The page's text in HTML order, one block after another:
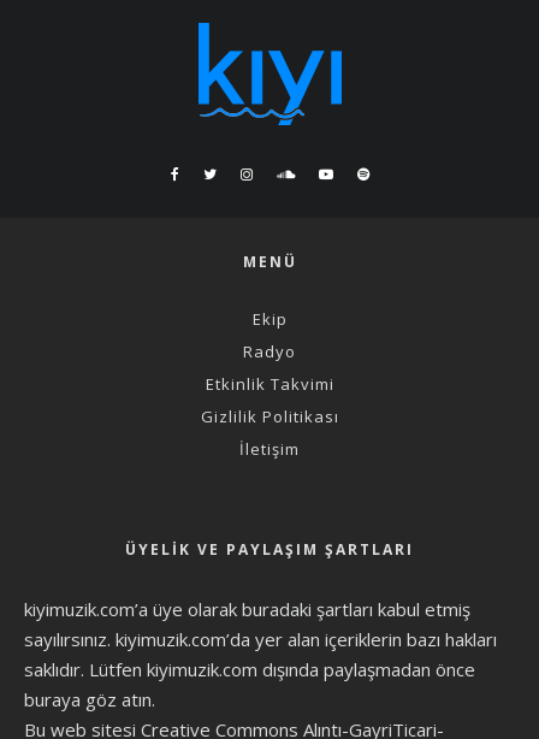
MENÜ
Ekip
Radyo
Etkinlik Takvimi
Gizlilik Politikası
İletişim
ÜYELIK VE PAYLAŞIM ŞARTLARI
kiyimuzik.com’a üye olarak buradaki şartları kabul etmiş
sayılırsınız. kiyimuzik.com’da yer alan içeriklerin bazı hakları
saklıdır. Lütfen kiyimuzik.com dışında paylaşmadan önce
buraya göz atın.
Bu web sitesi Creative Commons Alıntı-GayriTicari-